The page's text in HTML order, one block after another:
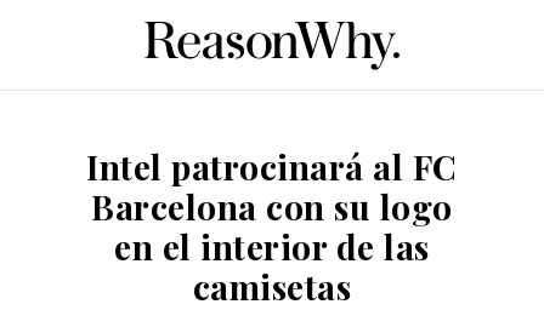
Intel patrocinará al FC
Barcelona con su logo
en el interior de las
camisetas